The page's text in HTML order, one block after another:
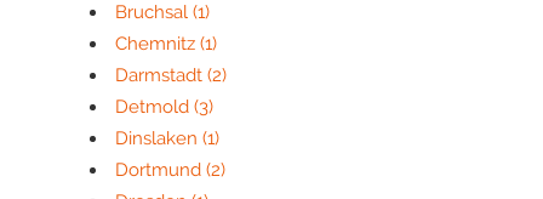
Bruchsal (1)
Chemnitz (1)
Darmstadt (2)
Detmold (3)
Dinslaken (1)
Dortmund (2)